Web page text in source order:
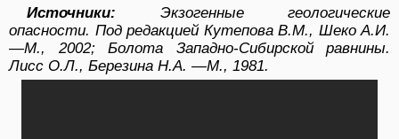
Источники: Экзогенные геологические
опасности. Под редакцией Кутепова В.М., Шеко А.И.
—М., 2002; Болота Западно-Сибирской равнины.
Лисс О.Л., Березина Н.А. —М., 1981.